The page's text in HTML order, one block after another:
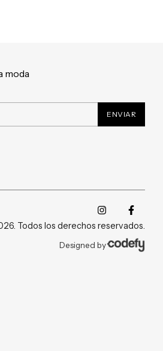
moda
Todos los derechos reservados.
Designed by